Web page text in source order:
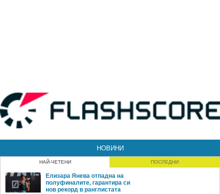
НОВИНИ
НАЙ-ЧЕТЕНИ ПОСЛЕДНИ
Елизара Янева отпадна на
полуфиналите, гарантира си
нов рекорд в ранглистата